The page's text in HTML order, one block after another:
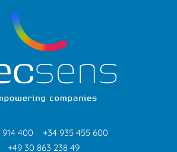
914 400
+34 935 455 600
+49 30 863 238 49